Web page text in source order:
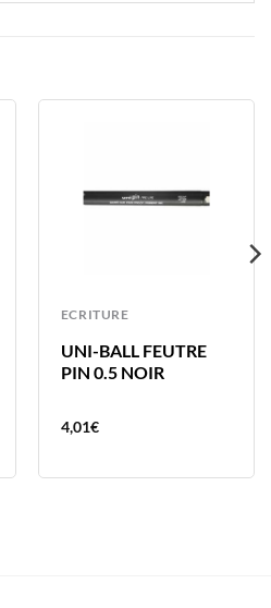
ECRITURE
UNI-BALL FEUTRE
PIN 0.5 NOIR
4,01€